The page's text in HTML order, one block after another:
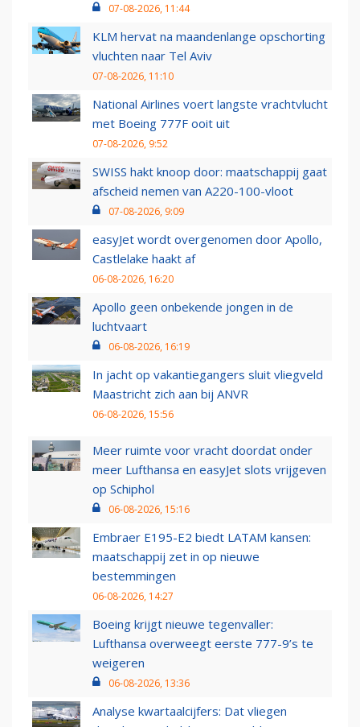
07-08-2026, 11:44
KLM hervat na maandenlange opschorting
vluchten naar Tel Aviv
07-08-2026, 11:10
National Airlines voert langste vrachtvlucht
met Boeing 777F ooit uit
07-08-2026, 9:52
SWISS hakt knoop door: maatschappij gaat
afscheid nemen van A220-100-vloot
07-08-2026, 9:09
easyJet wordt overgenomen door Apollo,
Castlelake haakt af
06-08-2026, 16:20
Apollo geen onbekende jongen in de
luchtvaart
06-08-2026, 16:19
In jacht op vakantiegangers sluit vliegveld
Maastricht zich aan bij ANVR
06-08-2026, 15:56
Meer ruimte voor vracht doordat onder
meer Lufthansa en easyJet slots vrijgeven
op Schiphol
06-08-2026, 15:16
Embraer E195-E2 biedt LATAM kansen:
maatschappij zet in op nieuwe
bestemmingen
06-08-2026, 14:27
Boeing krijgt nieuwe tegenvaller:
Lufthansa overweegt eerste 777-9’s te
weigeren
06-08-2026, 13:36
Analyse kwartaalcijfers: Dat vliegen